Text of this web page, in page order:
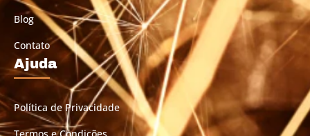
Blog
Contato
Ajuda
Política de Privacidade